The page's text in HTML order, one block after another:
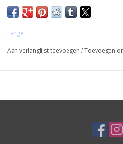
Lange
Aan verlanglijst toevoegen /Toevoegen